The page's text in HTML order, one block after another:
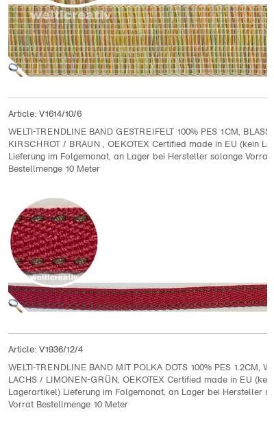
Article: V1614/10/6
WELTI-TRENDLINE BAND GESTREIFELT 100% PES 1CM, BLASS-
KIRSCHROT / BRAUN , OEKOTEX Certified made in EU (kein
Lieferung im Folgemonat, an Lager bei Hersteller solange Vorrat
Bestellmenge 10 Meter
Article: V1936/12/4
WELTI-TRENDLINE BAND MIT POLKA DOTS 100% PES 1.2CM,
LACHS / LIMONEN-GRÜN, OEKOTEX Certified made in EU (kein
Lagerartikel) Lieferung im Folgemonat, an Lager bei Hersteller
Vorrat Bestellmenge 10 Meter